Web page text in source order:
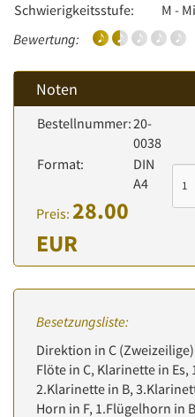
Schwierigkeitsstufe:
M -
Bewertung:
Noten
Bestellnummer:20-
0038
Format:
DIN
A4
Preis: 28.00
EUR
Besetzungsliste:
Direktion in C
Flöte in C, Klarinette in Es,
2.Klarinette in B,
Horn in F, 1.Flügelhorn in